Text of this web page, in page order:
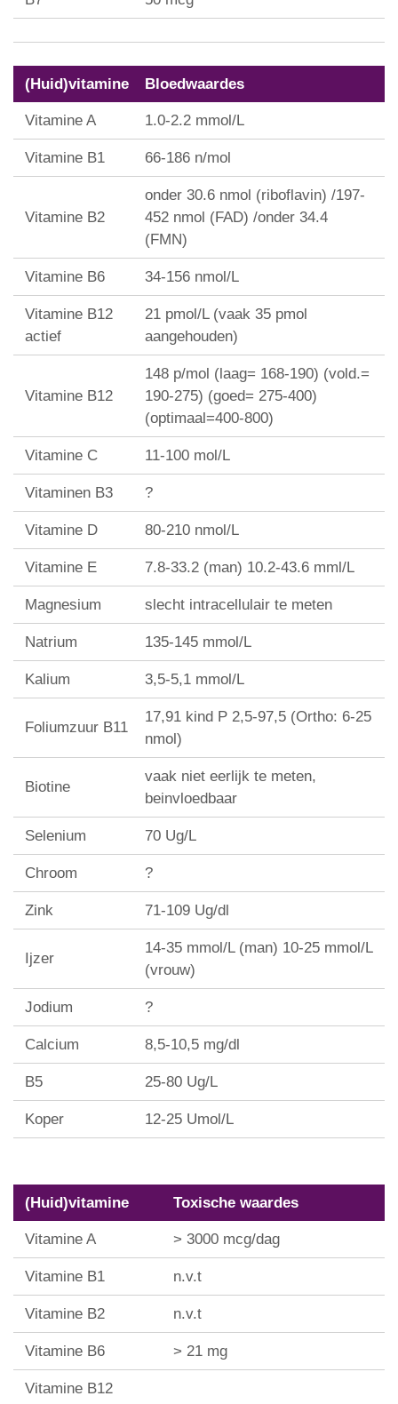
(Huid)vitamine Bloedwaardes
Vitamine A 1.0-2.2 mmol/L
Vitamine B1 66-186 n/mol
Vitamine B2
onder 30.6 nmol (riboflavin) /197-
452 nmol (FAD) /onder 34.4
(FMN)
Vitamine B6 34-156 nmol/L
Vitamine B12
actief
21 pmol/L (vaak 35 pmol
aangehouden)
Vitamine B12
148 p/mol (laag= 168-190) (vold.=
190-275) (goed= 275-400)
(optimaal=400-800)
Vitamine C 11-100 mol/L
Vitaminen B3 ?
Vitamine D 80-210 nmol/L
Vitamine E 7.8-33.2 (man) 10.2-43.6 mml/L
Magnesium slecht intracellulair te meten
Natrium 135-145 mmol/L
Kalium 3,5-5,1 mmol/L
Foliumzuur B11
17,91 kind P 2,5-97,5 (Ortho: 6-25
nmol)
Biotine
vaak niet eerlijk te meten,
beinvloedbaar
Selenium 70 Ug/L
Chroom ?
Zink 71-109 Ug/dl
Ijzer
14-35 mmol/L (man) 10-25 mmol/L
(vrouw)
Jodium ?
Calcium 8,5-10,5 mg/dl
B5 25-80 Ug/L
Koper 12-25 Umol/L
(Huid)vitamine Toxische waardes
Vitamine A > 3000 mcg/dag
Vitamine B1 n.v.t
Vitamine B2 n.v.t
Vitamine B6 > 21 mg
Vitamine B12